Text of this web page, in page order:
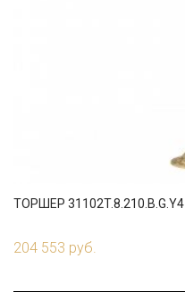
ТОРШЕР 31102T.8.210.B.G.Y4
204 553 руб.